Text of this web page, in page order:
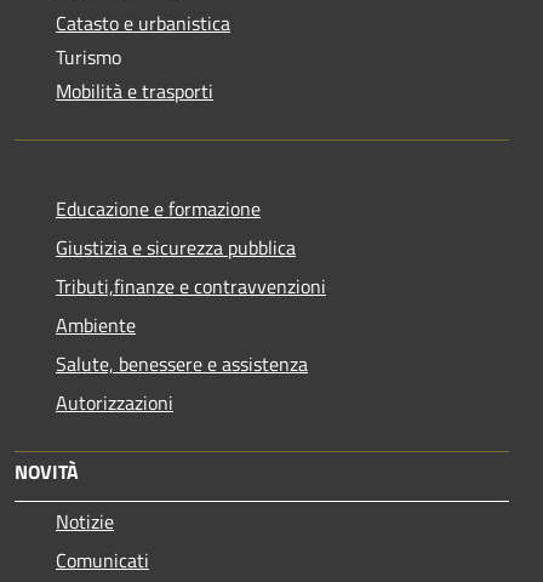
Catasto e urbanistica
Turismo
Mobilità e trasporti
Educazione e formazione
Giustizia e sicurezza pubblica
Tributi,finanze e contravvenzioni
Ambiente
Salute, benessere e assistenza
Autorizzazioni
NOVITÀ
Notizie
Comunicati